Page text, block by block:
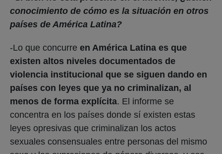
violencia institucional que se siguen dando en
países con leyes que ya no criminalizan, al
concentra en los países donde sí existen estas
leyes opresivas que criminalizan los actos
sexuales consensuales entre personas del mismo
sexo y las expresiones de género diversas, y esa
es la primordial razón por la cual no hay países de
América Latina en el informe. Si contáramos con
más recursos nos gustaría en un futuro ampliar el
ámbito del informe para cubrir todos los países.